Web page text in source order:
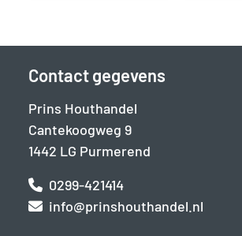
Contact gegevens
Prins Houthandel
Cantekoogweg 9
1442 LG Purmerend
0299-421414
info@prinshouthandel.nl